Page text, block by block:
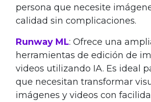
persona que necesite
calidad sin complicaciones.
Runway ML: Ofrece una
herramientas de edición de
videos utilizando IA. Es ideal
que necesitan transformar
imágenes y videos con